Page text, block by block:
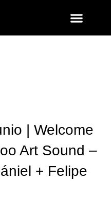
| Welcome
Art Sound –
+ Felipe